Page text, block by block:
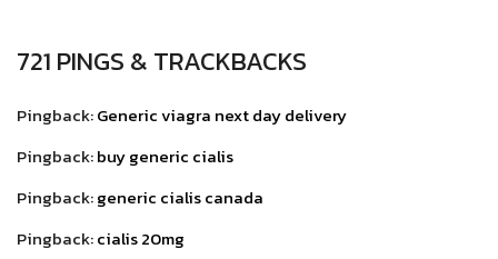
721 PINGS & TRACKBACKS
Pingback:Generic viagra next day delivery
Pingback:buy generic cialis
Pingback:generic cialis canada
Pingback:cialis 20mg